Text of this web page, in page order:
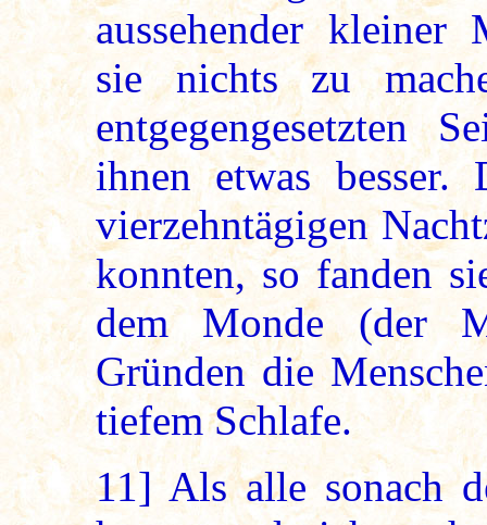
aussehender kleiner
sie nichts zu
entgegengesetzten
ihnen etwas
vierzehntägigen
konnten, so fanden
dem Monde (der
Gründen die
tiefem Schlafe.
11]Als alle sonach